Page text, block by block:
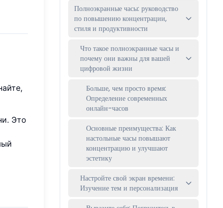
Это
Полноэкранные часы: руководство
по повышению концентрации,
стиля и продуктивности
Что такое полноэкранные часы и
почему они важны для вашей
цифровой жизни
Больше, чем просто время:
Определение современных
онлайн-часов
Основные преимущества: Как
настольные часы повышают
концентрацию и улучшают
эстетику
Настройте свой экран времени:
Изучение тем и персонализация